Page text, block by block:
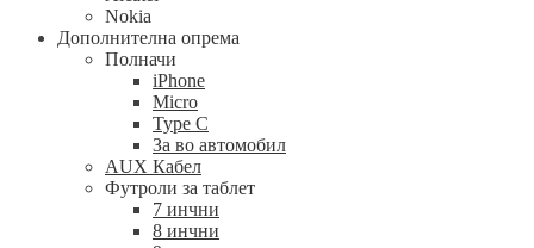
Nokia
Дополнителна опрема
Полначи
iPhone
Micro
Type C
За во автомобил
AUX Кабел
Футроли за таблет
7 инчни
8 инчни